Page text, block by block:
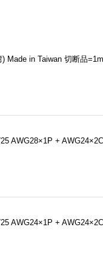
Made in Taiwan 切断品
AWG28×1P +
AWG24×1P +